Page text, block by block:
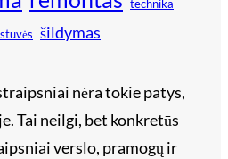
technika
šildymas
nėra tokie patys,
Tai neilgi, bet konkretūs
verslo, pramogų ir